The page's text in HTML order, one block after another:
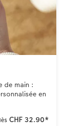
de main :
en
CHF 32.90*